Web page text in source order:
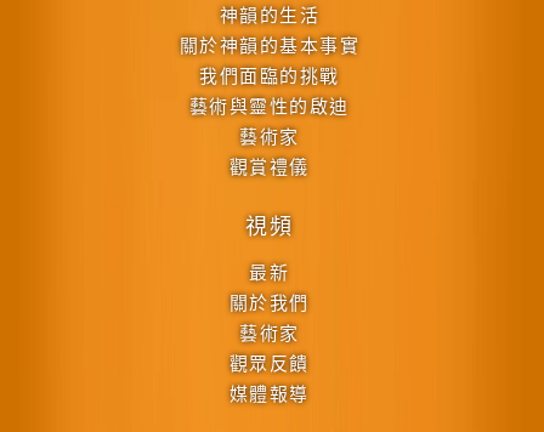
神韻的生活
關於神韻的基本事實
我們面臨的挑戰
藝術與靈性的啟迪
藝術家
觀賞禮儀
視頻
最新
關於我們
藝術家
觀眾反饋
媒體報導